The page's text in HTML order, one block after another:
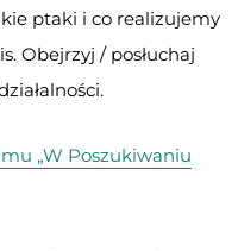
ptaki i co realizujemy
Obejrzyj / posłuchaj
„W Poszukiwaniu